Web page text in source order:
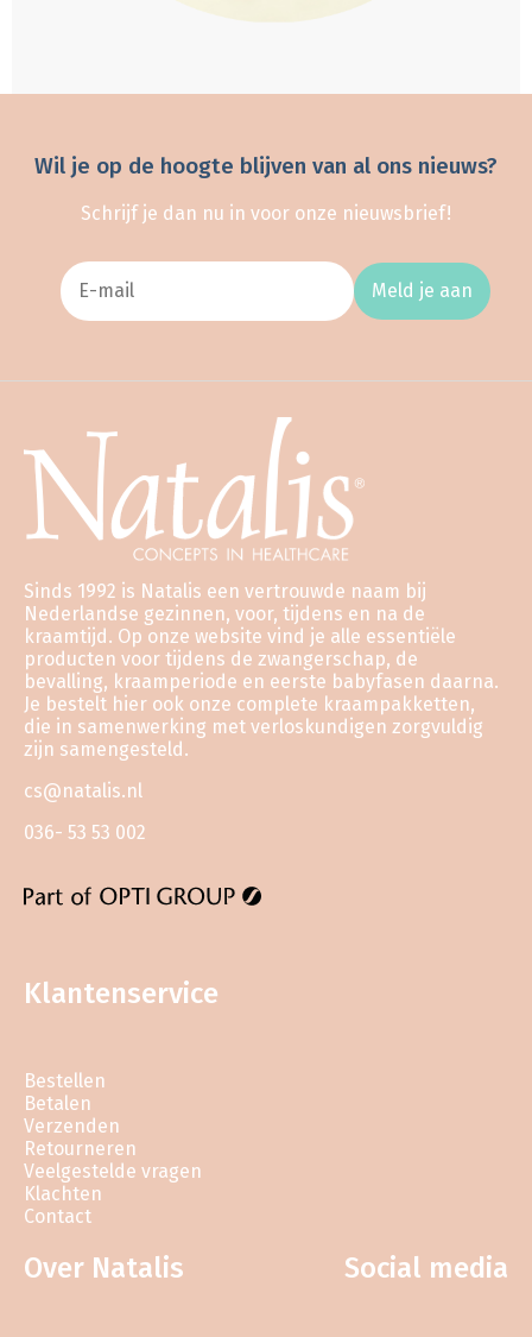
Wil je op de hoogte blijven van al ons nieuws?
Schrijf je dan nu in voor onze nieuwsbrief!
Meld je aan
Sinds 1992 is Natalis een vertrouwde naam bij
Nederlandse gezinnen, voor, tijdens en na de
kraamtijd. Op onze website vind je alle essentiële
producten voor tijdens de zwangerschap, de
bevalling, kraamperiode en eerste babyfasen daarna.
Je bestelt hier ook onze complete kraampakketten,
die in samenwerking met verloskundigen zorgvuldig
zijn samengesteld.
cs@natalis.nl
036- 53 53 002
Klantenservice
Bestellen
Betalen
Verzenden
Retourneren
Veelgestelde vragen
Klachten
Contact
Over Natalis Social media